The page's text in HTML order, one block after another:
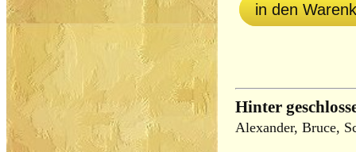
in den
Hinter
Alexander, Bruce,